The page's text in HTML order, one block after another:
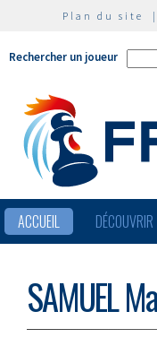
Plan du site
Rechercher un joueur
ACCUEIL DÉCOUVRIR
SAMUEL